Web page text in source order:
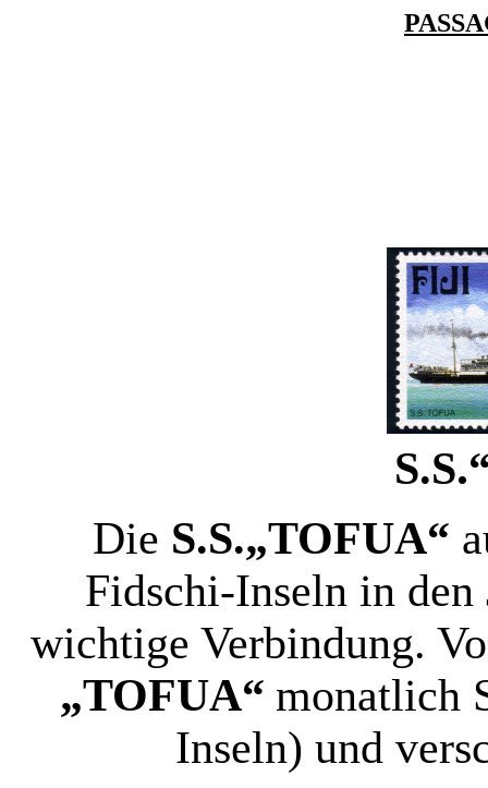
S.S.
Die S.S.„TOFUA“
Fidschi-Inseln in den
wichtige Verbindung.
„TOFUA“ monatlich
Inseln) und